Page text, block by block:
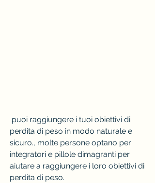
perdita di peso in modo naturale e
sicuro., molte persone optano per
integratori e pillole dimagranti per
aiutare a raggiungere i loro obiettivi di
perdita di peso.